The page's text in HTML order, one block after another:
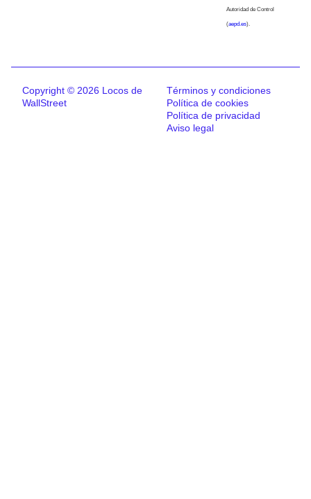
Autoridad de Control
(aepd.es).
Copyright © 2026 Locos de
WallStreet
Términos y condiciones
Política de cookies
Política de privacidad
Aviso legal